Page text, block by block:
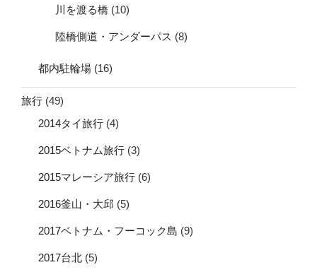
川を渡る橋 (10)
陸橋側道・アンダーパス (8)
都内駐輪場 (16)
旅行 (49)
2014タイ旅行 (4)
2015ベトナム旅行 (3)
2015マレーシア旅行 (6)
2016釜山・大邱 (5)
2017ベトナム・フーコック島 (9)
2017台北 (5)